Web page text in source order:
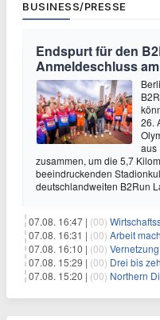
BUSINESS/PRESSE
Endspurt für den
Anmeldeschluss
26.
aus
zusammen, um die 5,7
beeindruckenden
deutschlandweiten B2Run
07.08. 16:47 | (00)
07.08. 16:31 | (00) Arbeit
07.08. 16:10 | (00) Vernetzung in
07.08. 15:29 | (00) Drei bis zehn
07.08. 15:20 | (00) Northern Discovery